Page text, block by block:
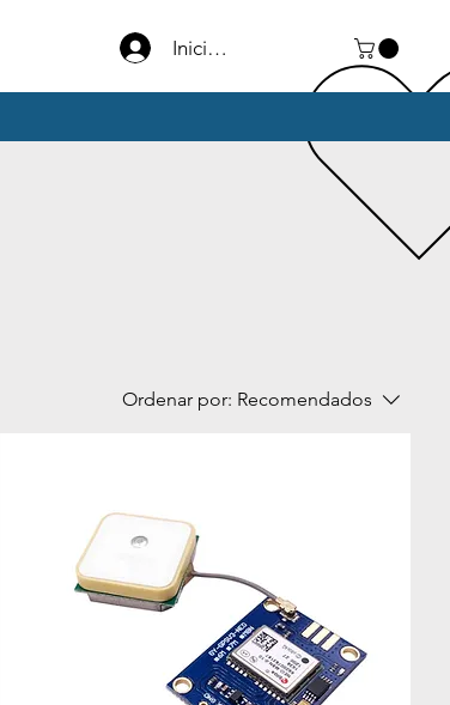
Iniciar sesión
Ordenar por: Recomendados